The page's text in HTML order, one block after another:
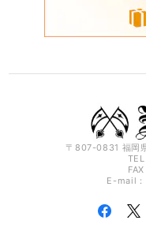
〒807-0831 福岡
E-mail：